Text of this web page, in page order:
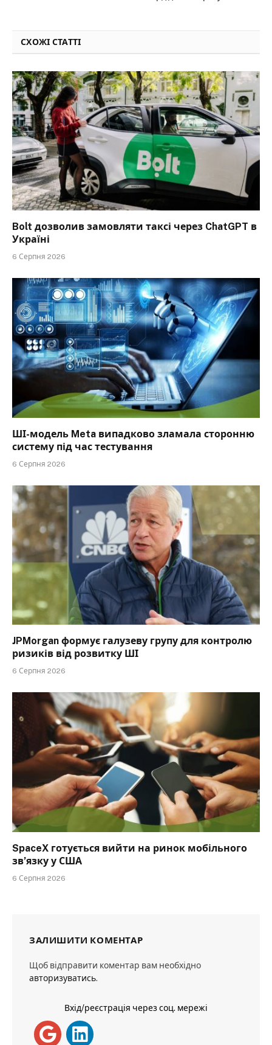
СХОЖІ СТАТТІ
Bolt дозволив замовляти таксі через ChatGPT в
Україні
6 Серпня 2026
ШІ-модель Meta випадково зламала сторонню
систему під час тестування
6 Серпня 2026
JPMorgan формує галузеву групу для контролю
ризиків від розвитку ШІ
6 Серпня 2026
SpaceX готується вийти на ринок мобільного
зв’язку у США
6 Серпня 2026
ЗАЛИШИТИ КОМЕНТАР
Щоб відправити коментар вам необхідно
авторизуватись.
Вхід/реєстрація через соц. мережі